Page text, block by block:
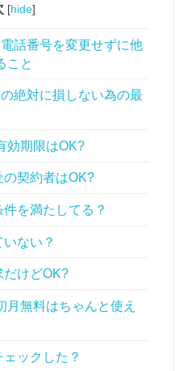
[hide]
話番号を変更せずに他
こと
絶対に損しない為の最
効期限はOK?
契約者はOK?
を満たしてる？
ない？
だけどOK?
月無料はちゃんと使え
ックした？